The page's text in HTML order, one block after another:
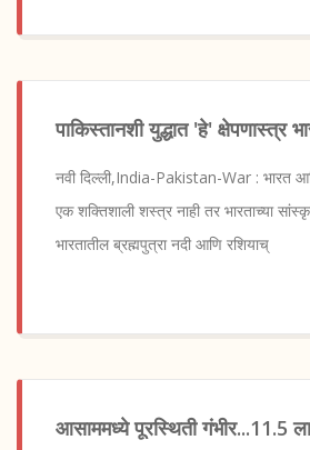
पाकिस्तानशी युद्धात 'हे' क्षेपणास्त्र
नवी दिल्ली,India-Pakistan-War : भारत
एक शक्तिशाली शस्त्र नाही तर भारताच्या
भारतातील ब्रह्मपुत्रा नदी आणि रशियाच्
आसाममध्ये पूरस्थिती गंभीर...11.5